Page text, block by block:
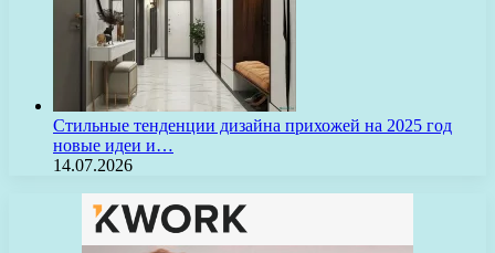
Стильные тенденции дизайна прихожей на 2025 год
новые идеи и…
14.07.2026